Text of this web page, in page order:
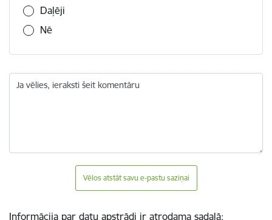
Daļēji
Nē
Ja vēlies, ieraksti šeit komentāru
Vēlos atstāt savu e-pastu saziņai
Informācija par datu apstrādi ir atrodama sadaļā: